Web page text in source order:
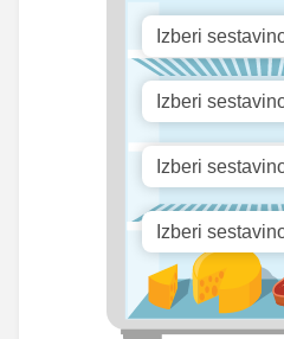
269.37
481.5
0 mg
0 mg
1.68 mg
3 mg
0.28 mg 0.5 mg